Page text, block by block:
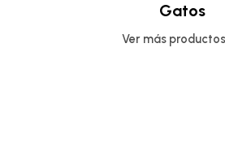
Gatos
Ver más productos